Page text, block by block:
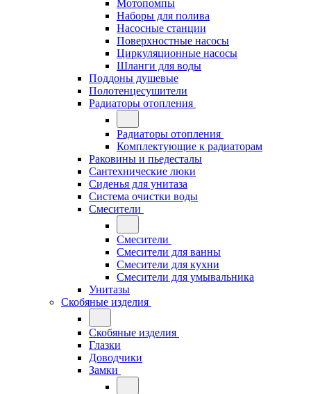
Мотопомпы
Наборы для полива
Насосные станции
Поверхностные насосы
Циркуляционные насосы
Шланги для воды
Поддоны душевые
Полотенцесушители
Радиаторы отопления
Радиаторы отопления
Комплектующие к радиаторам
Раковины и пьедесталы
Сантехнические люки
Сиденья для унитаза
Система очистки воды
Смесители
Смесители
Смесители для ванны
Смесители для кухни
Смесители для умывальника
Унитазы
Скобяные изделия
Скобяные изделия
Глазки
Доводчики
Замки